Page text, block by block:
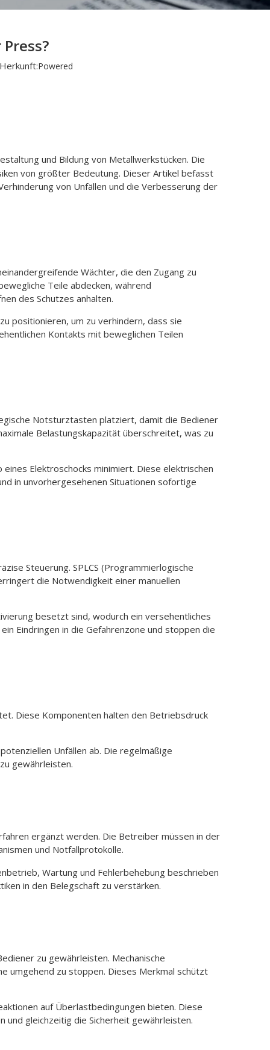
Powered
und Bildung von Metallwerkstücken. Die
von größter Bedeutung. Dieser Artikel befasst
von Unfällen und die Verbesserung der
Wächter, die den Zugang zu
Teile abdecken, während
des Schutzes anhalten.
positionieren, um zu verhindern, dass sie
Kontakts mit beweglichen Teilen
Notsturztasten platziert, damit die Bediener
Belastungskapazität überschreitet, was zu
Elektroschocks minimiert. Diese elektrischen
in unvorhergesehenen Situationen sofortige
Steuerung. SPLCS (Programmierlogische
die Notwendigkeit einer manuellen
besetzt sind, wodurch ein versehentliches
Eindringen in die Gefahrenzone und stoppen die
Diese Komponenten halten den Betriebsdruck
Unfällen ab. Die regelmäßige
gewährleisten.
ergänzt werden. Die Betreiber müssen in der
und Notfallprotokolle.
Wartung und Fehlerbehebung beschrieben
in den Belegschaft zu verstärken.
zu gewährleisten. Mechanische
umgehend zu stoppen. Dieses Merkmal schützt
auf Überlastbedingungen bieten. Diese
gleichzeitig die Sicherheit gewährleisten.